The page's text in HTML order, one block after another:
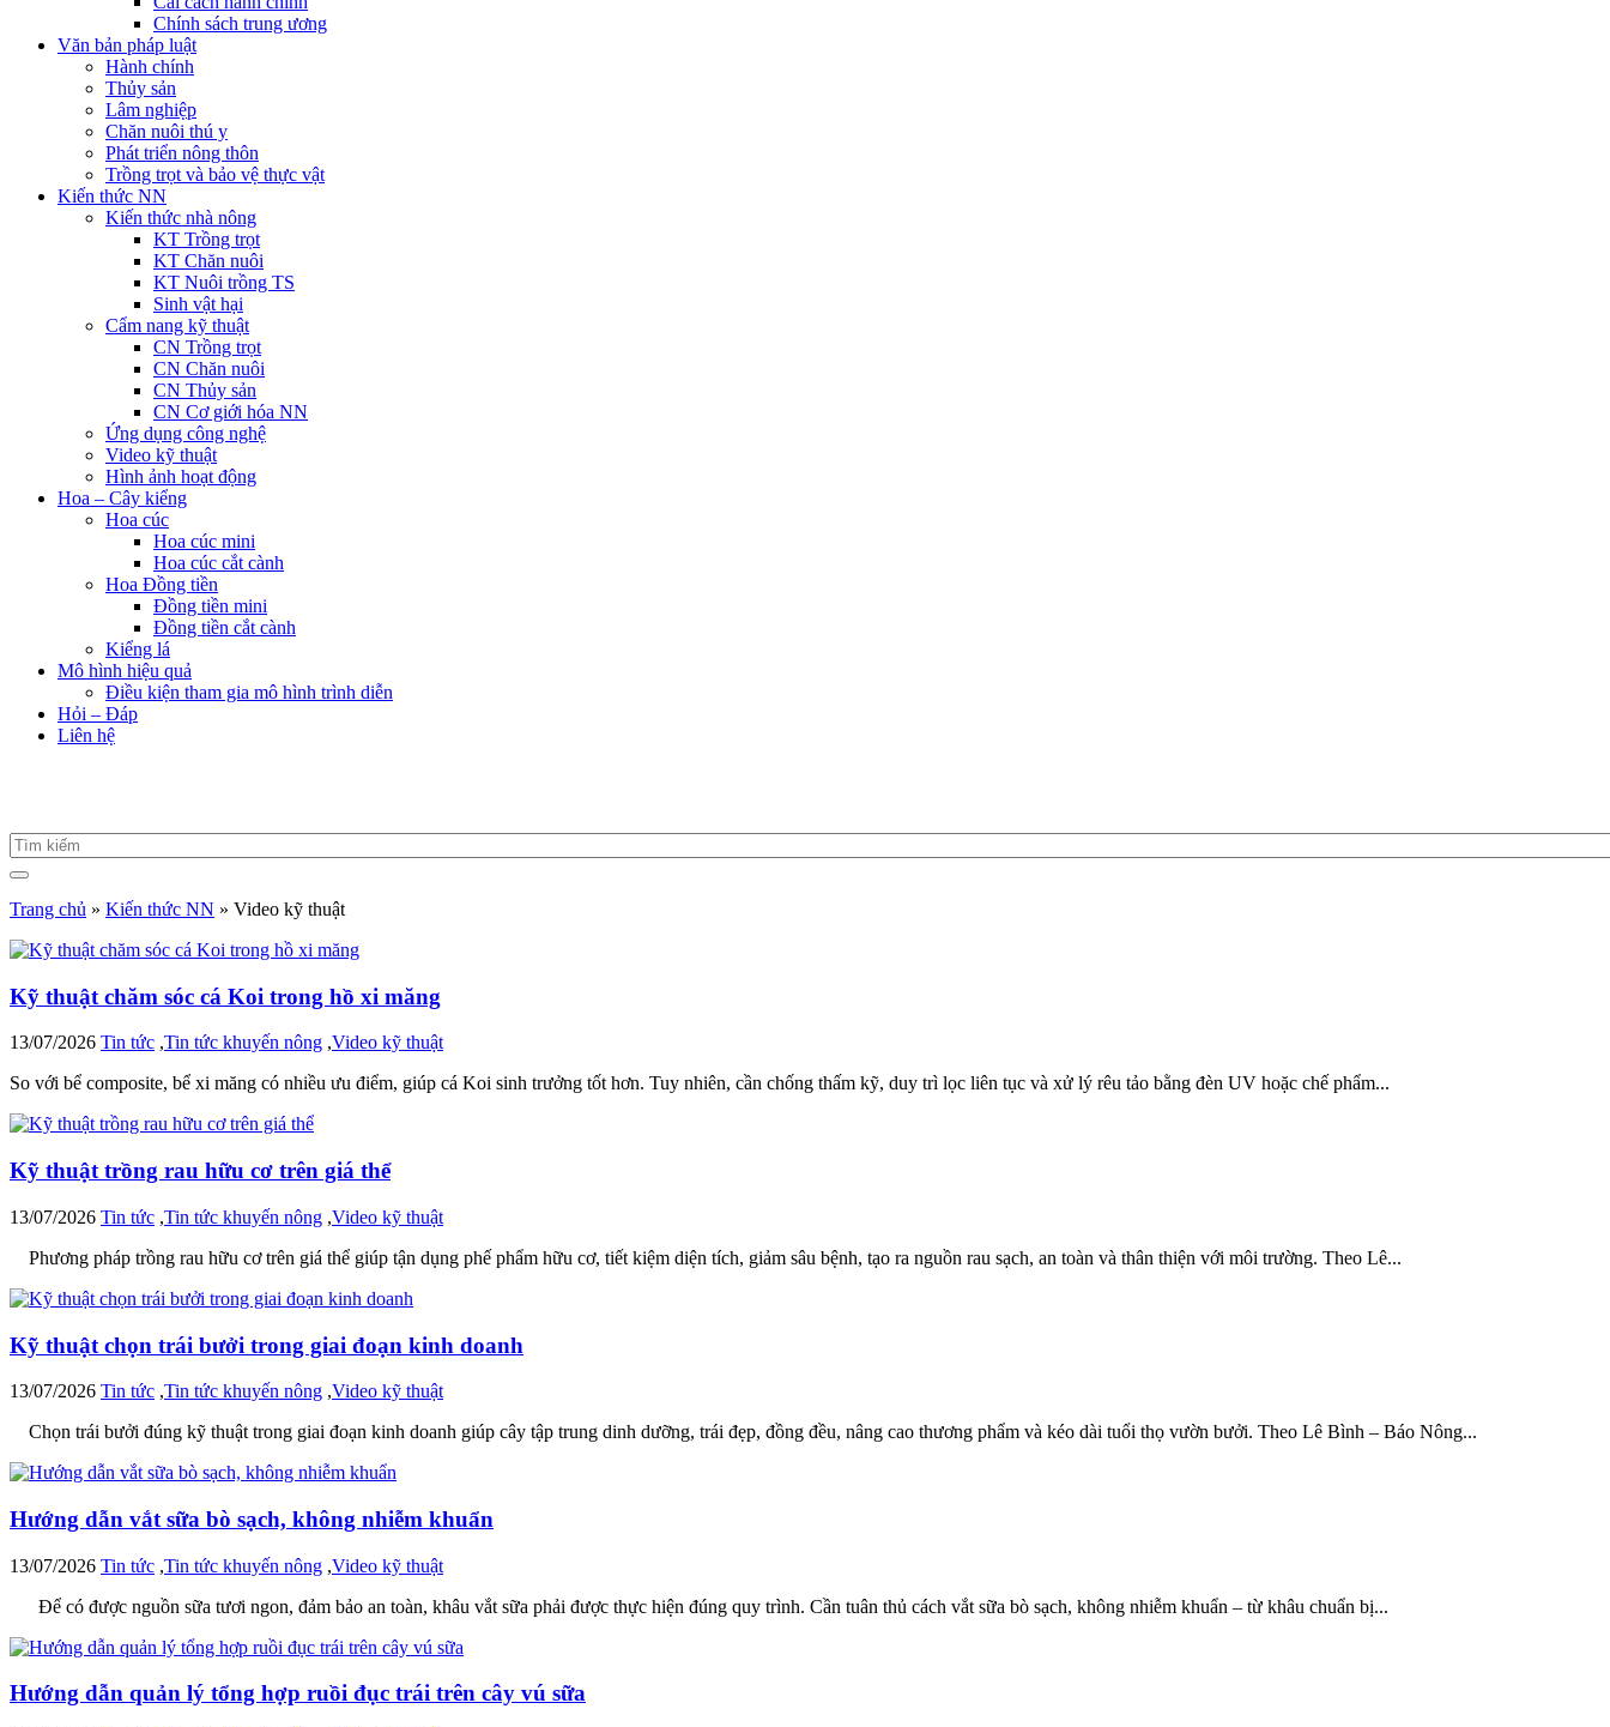
Chính sách trung ương
Văn bản pháp luật
Hành chính
Thủy sản
Lâm nghiệp
Chăn nuôi thú y
Phát triển nông thôn
Trồng trọt và bảo vệ thực vật
Kiến thức NN
Kiến thức nhà nông
KT Trồng trọt
KT Chăn nuôi
KT Nuôi trồng TS
Sinh vật hại
Cẩm nang kỹ thuật
CN Trồng trọt
CN Chăn nuôi
CN Thủy sản
CN Cơ giới hóa NN
Ứng dụng công nghệ
Video kỹ thuật
Hình ảnh hoạt động
Hoa – Cây kiểng
Hoa cúc
Hoa cúc mini
Hoa cúc cắt cành
Hoa Đồng tiền
Đồng tiền mini
Đồng tiền cắt cành
Kiểng lá
Mô hình hiệu quả
Điều kiện tham gia mô hình trình diễn
Hỏi – Đáp
Liên hệ
Trang chủ » Kiến thức NN » Video kỹ thuật
Kỹ thuật chăm sóc cá Koi trong hồ xi măng
13/07/2026 Tin tức ,Tin tức khuyến nông ,Video kỹ thuật
So với bể composite, bể xi măng có nhiều ưu điểm, giúp cá Koi sinh trưởng tốt hơn. Tuy nhiên, cần chống thấm kỹ, duy trì lọc liên tục và xử lý rêu tảo bằng đèn UV hoặc chế phẩm...
Kỹ thuật trồng rau hữu cơ trên giá thể
13/07/2026 Tin tức ,Tin tức khuyến nông ,Video kỹ thuật
Phương pháp trồng rau hữu cơ trên giá thể giúp tận dụng phế phẩm hữu cơ, tiết kiệm diện tích, giảm sâu bệnh, tạo ra nguồn rau sạch, an toàn và thân thiện với môi trường. Theo Lê...
Kỹ thuật chọn trái bưởi trong giai đoạn kinh doanh
13/07/2026 Tin tức ,Tin tức khuyến nông ,Video kỹ thuật
Chọn trái bưởi đúng kỹ thuật trong giai đoạn kinh doanh giúp cây tập trung dinh dưỡng, trái đẹp, đồng đều, nâng cao thương phẩm và kéo dài tuổi thọ vườn bưởi. Theo Lê Bình – Báo Nông...
Hướng dẫn vắt sữa bò sạch, không nhiễm khuẩn
13/07/2026 Tin tức ,Tin tức khuyến nông ,Video kỹ thuật
Để có được nguồn sữa tươi ngon, đảm bảo an toàn, khâu vắt sữa phải được thực hiện đúng quy trình. Cần tuân thủ cách vắt sữa bò sạch, không nhiễm khuẩn – từ khâu chuẩn bị...
Hướng dẫn quản lý tổng hợp ruồi đục trái trên cây vú sữa